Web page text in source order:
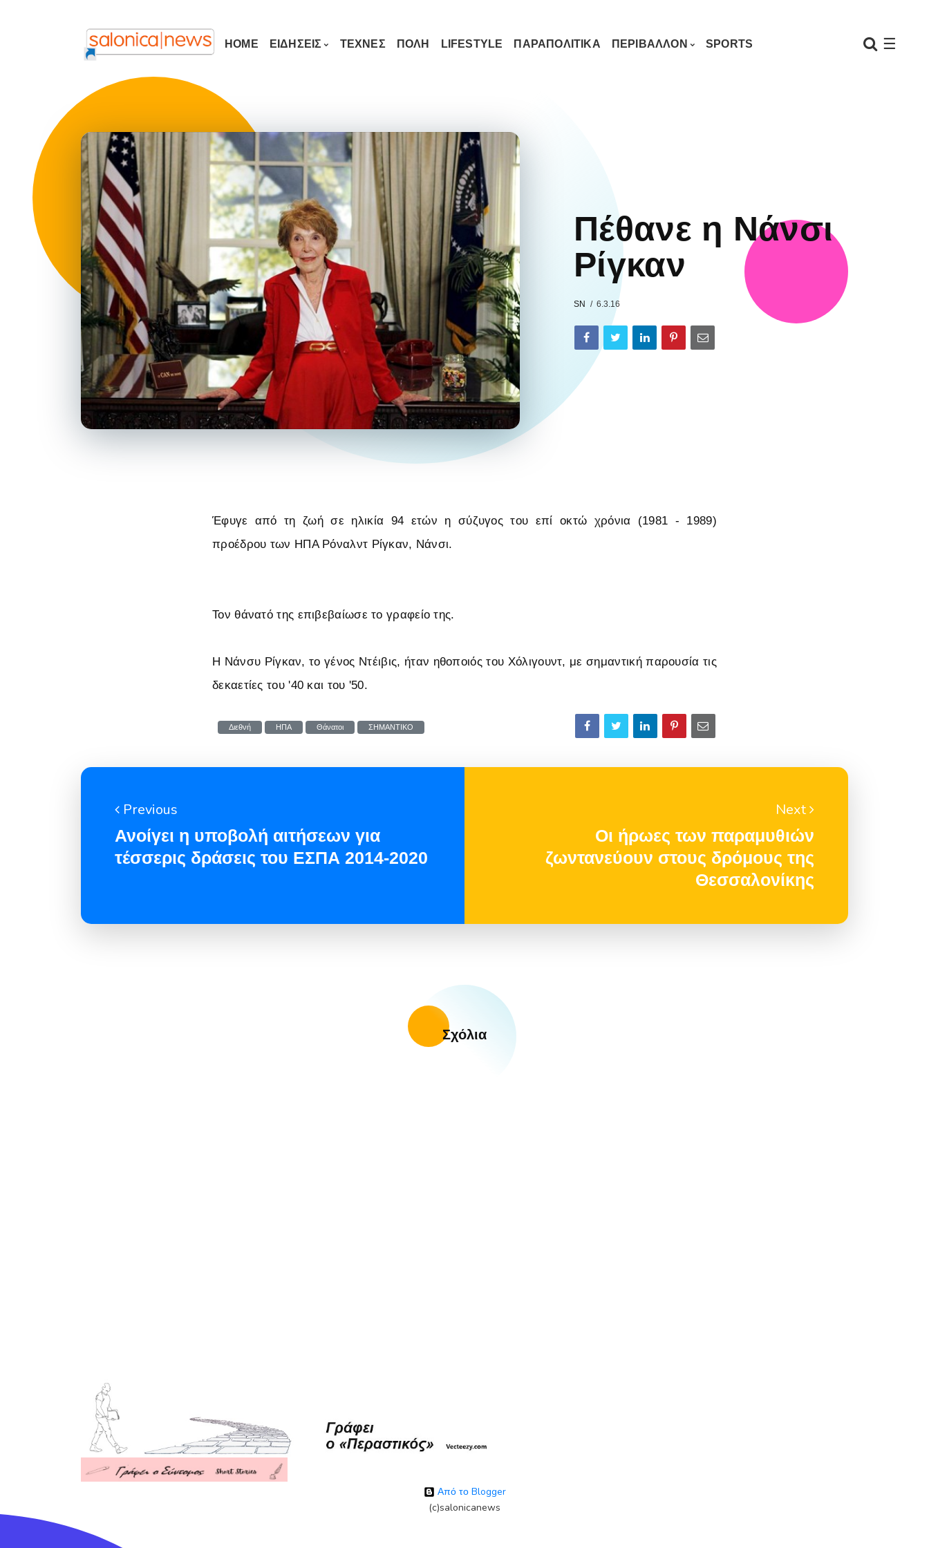
☰
HOME ΕΙΔΗΣΕΙΣ ΤΕΧΝΕΣ ΠΟΛΗ LIFESTYLE ΠΑΡΑΠΟΛΙΤΙΚΑ ΠΕΡΙΒΑΛΛΟΝ SPORTS
Πέθανε η Νάνσι
Ρίγκαν
SN 6.3.16
Έφυγε από τη ζωή σε ηλικία 94 ετών η σύζυγος του επί οκτώ χρόνια (1981 - 1989)
προέδρου των ΗΠΑ Ρόναλντ Ρίγκαν, Νάνσι.
Τον θάνατό της επιβεβαίωσε το γραφείο της.
H Νάνσυ Ρίγκαν, το γένος Ντέιβις, ήταν ηθοποιός του Χόλιγουντ, με σημαντική παρουσία τις
δεκαετίες του '40 και του '50.
Διεθνή ΗΠΑ Θάνατοι ΣΗΜΑΝΤΙΚΟ
Previous
Ανοίγει η υποβολή αιτήσεων για
τέσσερις δράσεις του ΕΣΠΑ 2014-2020
Next
Οι ήρωες των παραμυθιών
ζωντανεύουν στους δρόμους της
Θεσσαλονίκης
Σχόλια
Από το Blogger
(c)salonicanews